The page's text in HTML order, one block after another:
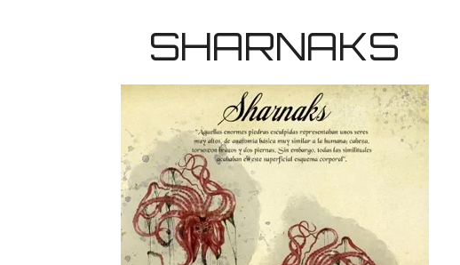
SHARNAKS